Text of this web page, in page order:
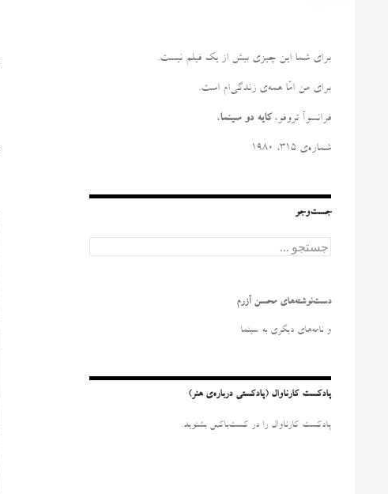
برای شما این چیزی بیش از یک فیلم نیست.
برای من امّا همه‌ی زندگی‌ام است.
فرانسوآ تروفو، کایه دو سینما،
شماره‌ی ۳۱۵، ۱۹۸۰
جست‌وجو
ج
س
و
ر
دست‌نوشته‌های محسن آزرم
و نامه‌‌های دیگری به سینما
پادکست کارناوال (پادکستی درباره‌ی هنر)
پادکست کارناوال را در کست‌باکس بشنوید.